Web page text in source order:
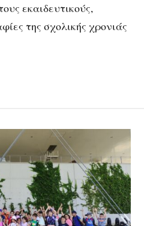
εκαιδευτικούς,
της σχολικής χρονιάς